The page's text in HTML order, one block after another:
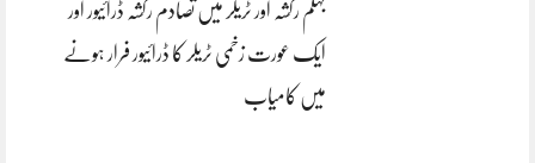
جہلم رکشہ اور ٹریلر میں تصادم رکشہ ڈرائیور اور
ایک عورت زخمی ٹریلر کا ڈرائیور فرار ہونے
میں کامیاب